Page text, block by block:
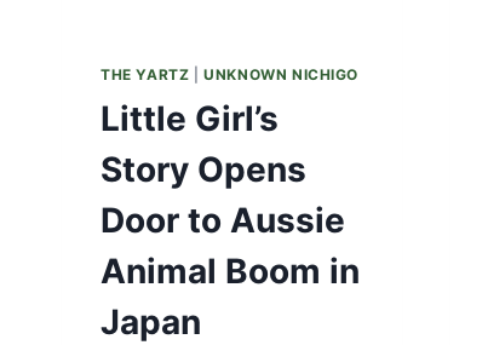
THE YARTZ |UNKNOWN NICHIGO
Little Girl’s
Story Opens
Door to Aussie
Animal Boom in
Japan